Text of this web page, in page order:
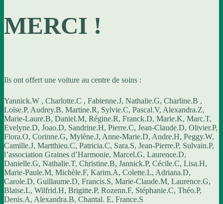
MERCI !
Ils ont offert une voiture au centre de soins :
Yannick.W , Charlotte.C , Fabienne.J, Nathalie.G, Charline.B ,
Loïse.P, Audrey.B, Martine.R, Sylvie.C, Pascal.V, Alexandra.Z,
Marie-Laure.B, Daniel.M, Régine.R, Franck.D, Marie.K, Marc.T,
Evelyne.D, Joao.D, Sandrine.H, Pierre.C, Jean-Claude.D, Olivier.P,
Flora.O, Corinne.G, Mylène.J, Anne-Marie.D, Andre.H, Peggy.W,
Camille.J, Martthieu.C, Patricia.C, Sara.S, Jean-Pierre.P, Sulvain.P,
l’association Graines d’Harmonie, Marcel.G, Laurence.D,
Danielle.G, Nathalie.T, Christine.B, Jannick.P, Cécile.C, Lisa.H,
Marie-Paule.M, Michèle.F, Karim.A, Colette.L, Adriana.D,
Carole.D, Guillaume.D, Francis.S, Marie-Claude.M, Laurence.G,
Blaise.L, Wilfrid.H, Brigitte.P, Rozenn.F, Stéphanie.C, Théo.P,
Denis.A, Alexandra.B, Chantal. E, France.S